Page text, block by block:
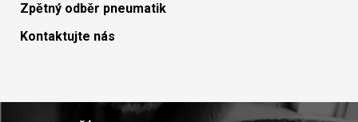
Zpětný odběr pneumatik
Kontaktujte nás